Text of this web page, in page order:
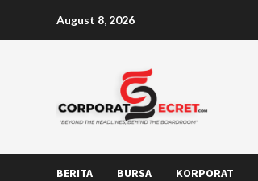
August 8, 2026
BERITA BURSA KORPORAT